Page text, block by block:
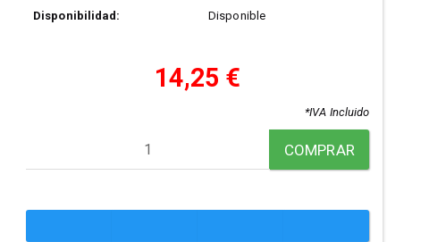
Disponibilidad: Disponible
14,25 €
*IVA Incluido
COMPRAR